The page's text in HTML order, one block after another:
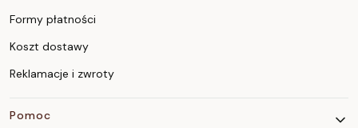
Formy płatności
Koszt dostawy
Reklamacje i zwroty
Pomoc